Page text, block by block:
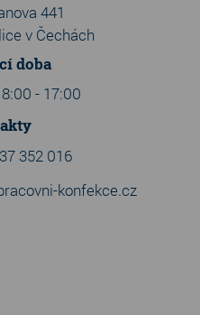
441
v Čechách
doba
8:00 - 17:00
352 016
konfekce.cz